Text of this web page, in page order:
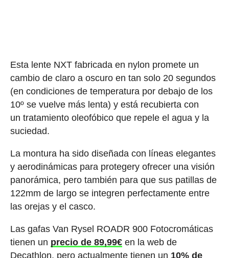
Esta lente NXT fabricada en nylon promete un
cambio de claro a oscuro en tan solo 20 segundos
(en condiciones de temperatura por debajo de los
10º se vuelve más lenta) y está recubierta con
un tratamiento oleofóbico que repele el agua y la
suciedad.
La montura ha sido diseñada con líneas elegantes
y aerodinámicas para protegery ofrecer una visión
panorámica, pero también para que sus patillas de
122mm de largo se integren perfectamente entre
las orejas y el casco.
Las gafas Van Rysel ROADR 900 Fotocromáticas
tienen un precio de 89,99€en la web de
Decathlon, pero actualmente tienen un 10% de